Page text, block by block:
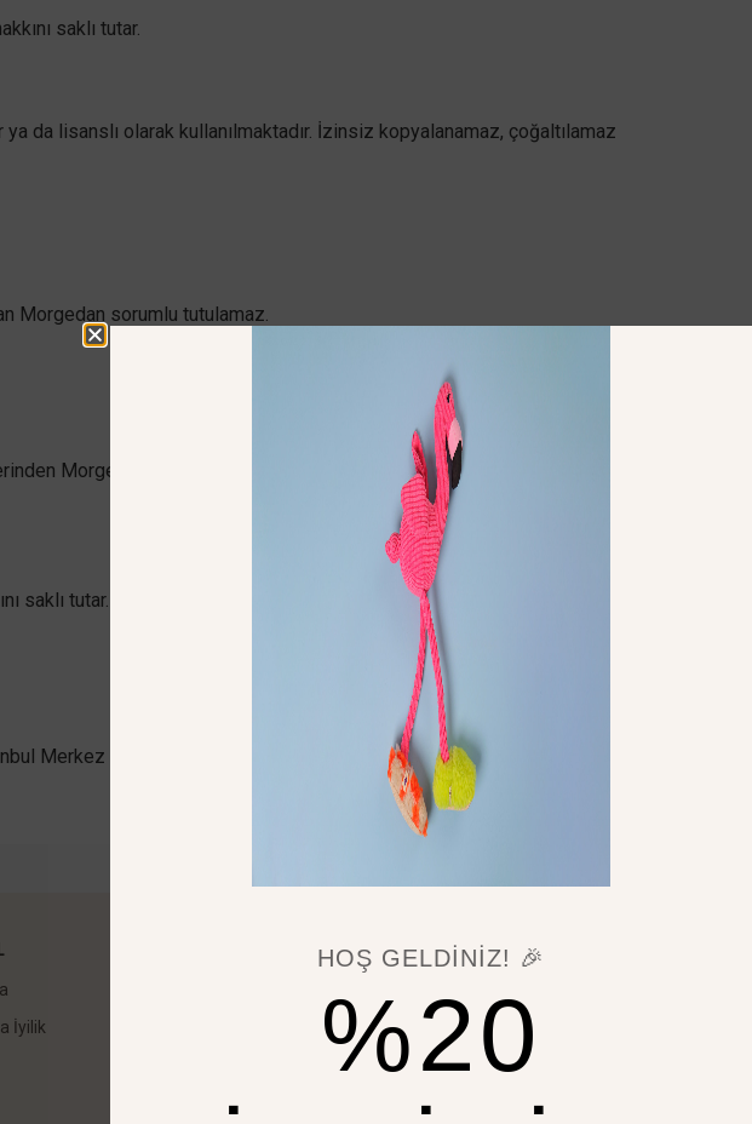
saklı tutar.
da lisanslı olarak kullanılmaktadır. İzinsiz kopyalanamaz, çoğaltılamaz
Morgedan sorumlu tutulamaz.
Morgedan sorumlu değildir. Kullanıcı, yönlendirilen siteleri kendi
saklı tutar.
Merkez (Çağlayan) Mahkemeleri ve İcra Daireleri yetkilidir.
İyilik
YARDIM & YASAL
İade ve Cayma Hakkı
Ön Bilgilendirme Formu
KVKK Aydınlatma Metni
HOŞ GELDINIZ! 🎉
%20